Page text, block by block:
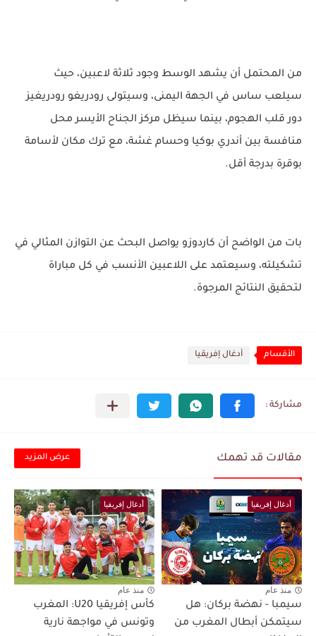
من المحتمل أن يشهد الوسط وجود ثلاثة لاعبين، حيث
سيلعب ساس في الجهة اليمنى، وسيتولى رودريغو رودريغيز
دور قلب الهجوم، بينما سيظل مركز الجناح الأيسر محل
منافسة بين أندري بوكيا وحسام غشة، مع ترك مكان لأسامة
بوقرة بدرجة أقل.
بات من الواضح أن كاردوزو يواصل البحث عن التوازن المثالي في
تشكيلته، وسيعتمد على اللاعبين الأنسب في كل مباراة
لتحقيق النتائج المرجوة.
الأقسام أدغال إفريقيا
مقالات قد تهمك عرض المزيد
أدغال إفريقيا
منذ عام
سيمبا - نهضة بركان: هل
سيتمكن أبطال المغرب من
أدغال إفريقيا
منذ عام
كأس إفريقيا U20: المغرب
وتونس في مواجهة نارية